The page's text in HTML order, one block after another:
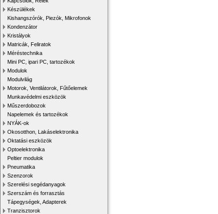
Készülékek
Kishangszórók, Piezók, Mikrofonok
Kondenzátor
Kristályok
Matricák, Feliratok
Méréstechnika
Mini PC, ipari PC, tartozékok
Modulok
Modulvilág
Motorok, Ventilátorok, Fűtőelemek
Munkavédelmi eszközök
Műszerdobozok
Napelemek és tartozékok
NYÁK-ok
Okosotthon, Lakáselektronika
Oktatási eszközök
Optoelektronika
Peltier modulok
Pneumatika
Szenzorok
Szerelési segédanyagok
Szerszám és forrasztás
Tápegységek, Adapterek
Tranzisztorok